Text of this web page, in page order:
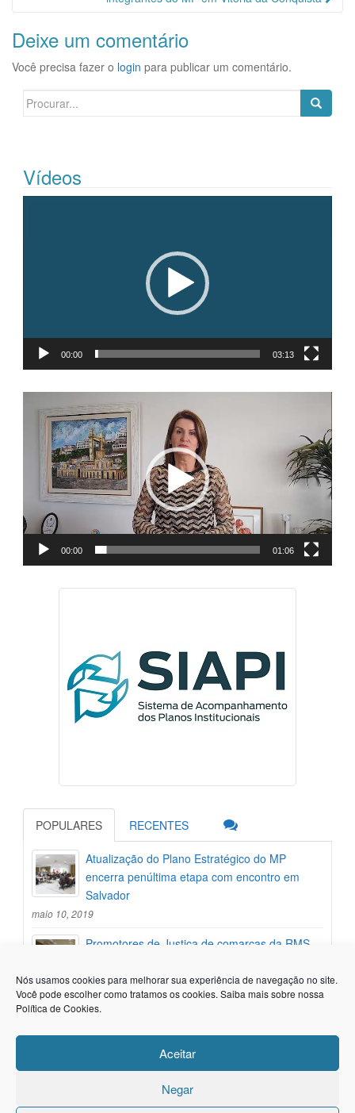
Nós usamos cookies para melhorar sua experiência de navegação no site.
Você pode escolher como tratamos os cookies. Saiba mais sobre nossa
Política de Cookies.
Aceitar
Negar
Deixe um comentário
Você precisa fazer o login para publicar um comentário.
Search
Vídeos
00:00 03:13
vídeo
00:00 01:06
POPULARES RECENTES
Atualização do Plano Estratégico do MP
encerra penúltima etapa com encontro em
Salvador
maio 10, 2019
Promotores de Justiça de comarcas da RMS
Plano Estratégico
maio 7, 2019
nova fase de atualização do Plano Estratégico